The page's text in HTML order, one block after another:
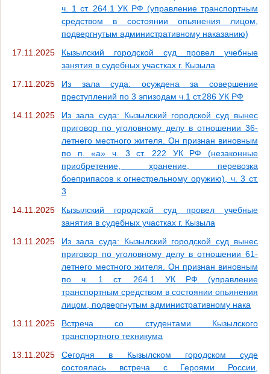
ч. 1 ст. 264.1 УК РФ (управление транспортным
средством в состоянии опьянения лицом,
подвергнутым административному наказанию)
17.11.2025
Кызылский городской суд провел учебные
занятия в судебных участках г. Кызыла
17.11.2025
Из зала суда: осуждена за совершение
преступлений по 3 эпизодам ч.1 ст.286 УК РФ
14.11.2025
Из зала суда: Кызылский городской суд вынес
приговор по уголовному делу в отношении 36-
летнего местного жителя. Он признан виновным
по п. «а» ч. 3 ст. 222 УК РФ (незаконные
приобретение, хранение, перевозка
боеприпасов к огнестрельному оружию), ч. 3 ст.
3
14.11.2025
Кызылский городской суд провел учебные
занятия в судебных участках г. Кызыла
13.11.2025
Из зала суда: Кызылский городской суд вынес
приговор по уголовному делу в отношении 61-
летнего местного жителя. Он признан виновным
по ч. 1 ст. 264.1 УК РФ (управление
транспортным средством в состоянии опьянения
лицом, подвергнутым административному нака
13.11.2025
Встреча со студентами Кызылского
транспортного техникума
13.11.2025
Сегодня в Кызылском городском суде
состоялась встреча с Героями России,